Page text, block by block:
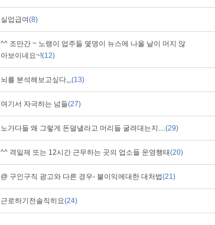
실업급여(8)
^^ 조만간 ~ 노랭이 업주들 몇명이 뉴스에 나올 날이 머지 않
아보이네요~!(12)
뇌를 분석해보고싶다,,,(13)
여기서 자극하는 넘들(27)
노가다들 왜 그렇게 돈덜낼라고 머리들 굴려대는지....(29)
^^ 격일제 또는 12시간 근무하는 곳의 업소들 운영행태(20)
@ 구인구직 광고와 다른 경우- 불이익에대한 대처법(21)
근로하기전솔직히요(24)